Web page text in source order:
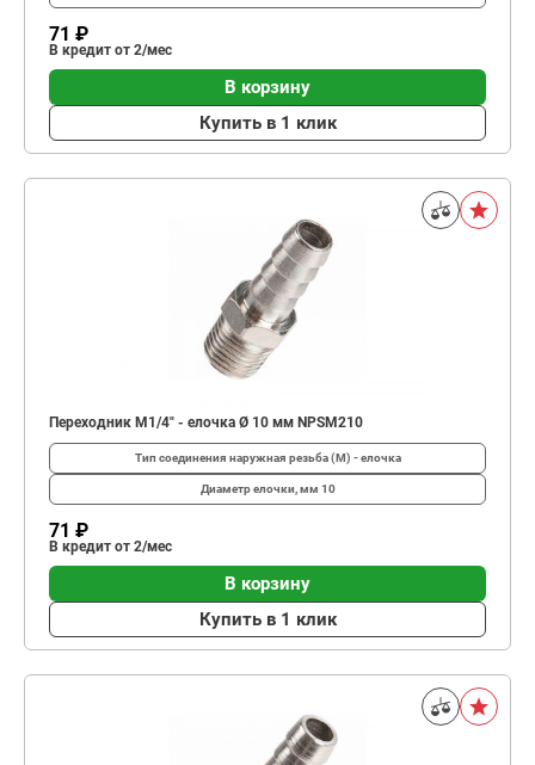
71 ₽
В кредит от 2/мес
В корзину
Купить в 1 клик
Переходник M1/4" - елочка Ø 10 мм NPSM210
Тип соединения наружная резьба (М) - елочка
Диаметр елочки, мм 10
71 ₽
В кредит от 2/мес
В корзину
Купить в 1 клик